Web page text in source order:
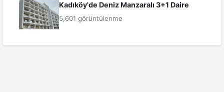
Kadıköy'de Deniz Manzaralı 3+1 Daire
5,601 görüntülenme